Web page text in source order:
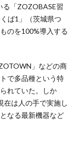
る「ZOZOBASE習
ば1」（茨城県つ
のを100%導入する
」などの商
で多品種という特
れていた。しか
在は人の手で実施し
なる最新機器など